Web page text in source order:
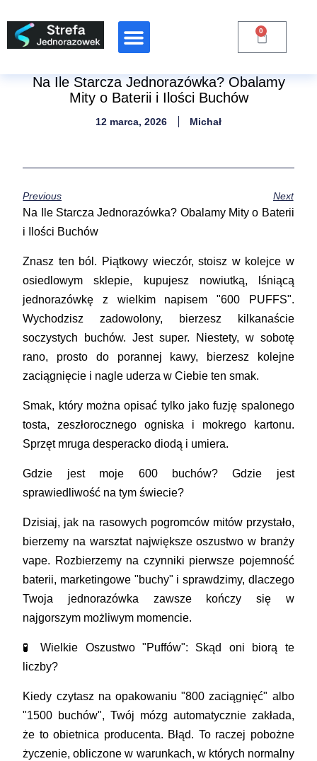
0
Na Ile Starcza Jednorazówka? Obalamy
Mity o Baterii i Ilości Buchów
12 marca, 2026 Michał
Previous Next
Na Ile Starcza Jednorazówka? Obalamy Mity o Baterii
i Ilości Buchów
Znasz ten ból. Piątkowy wieczór, stoisz w kolejce w
osiedlowym sklepie, kupujesz nowiutką, lśniącą
jednorazówkę z wielkim napisem "600 PUFFS".
Wychodzisz zadowolony, bierzesz kilkanaście
soczystych buchów. Jest super. Niestety, w sobotę
rano, prosto do porannej kawy, bierzesz kolejne
zaciągnięcie i nagle uderza w Ciebie ten smak.
Smak, który można opisać tylko jako fuzję spalonego
tosta, zeszłorocznego ogniska i mokrego kartonu.
Sprzęt mruga desperacko diodą i umiera.
Gdzie jest moje 600 buchów? Gdzie jest
sprawiedliwość na tym świecie?
Dzisiaj, jak na rasowych pogromców mitów przystało,
bierzemy na warsztat największe oszustwo w branży
vape. Rozbierzemy na czynniki pierwsze pojemność
baterii, marketingowe "buchy" i sprawdzimy, dlaczego
Twoja jednorazówka zawsze kończy się w
najgorszym możliwym momencie.
🧪 Wielkie Oszustwo "Puffów": Skąd oni biorą te
liczby?
Kiedy czytasz na opakowaniu "800 zaciągnięć" albo
"1500 buchów", Twój mózg automatycznie zakłada,
że to obietnica producenta. Błąd. To raczej pobożne
życzenie, obliczone w warunkach, w których normalny